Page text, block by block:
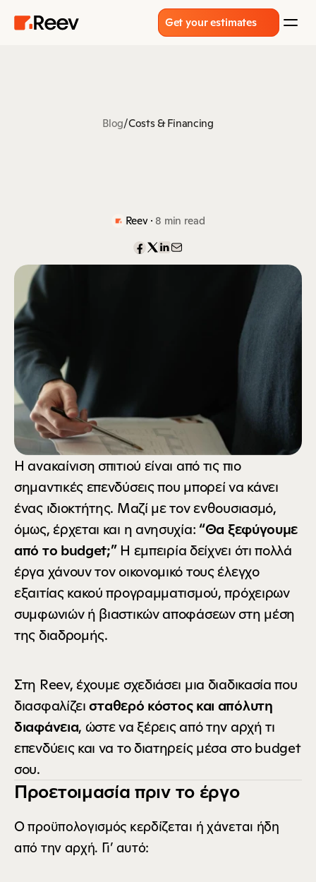
Get your estimates
Blog/Costs & Financing
Reev · 8 min read
Η ανακαίνιση σπιτιού είναι από τις πιο
σημαντικές επενδύσεις που μπορεί να κάνει
ένας ιδιοκτήτης. Μαζί με τον ενθουσιασμό,
όμως, έρχεται και η ανησυχία: “Θα ξεφύγουμε
από το budget;” Η εμπειρία δείχνει ότι πολλά
έργα χάνουν τον οικονομικό τους έλεγχο
εξαιτίας κακού προγραμματισμού, πρόχειρων
συμφωνιών ή βιαστικών αποφάσεων στη μέση
της διαδρομής.
Στη Reev, έχουμε σχεδιάσει μια διαδικασία που
διασφαλίζει σταθερό κόστος και απόλυτη
διαφάνεια, ώστε να ξέρεις από την αρχή τι
επενδύεις και να το διατηρείς μέσα στο budget
σου.
Προετοιμασία πριν το έργο
Ο προϋπολογισμός κερδίζεται ή χάνεται ήδη
από την αρχή. Γι’ αυτό: